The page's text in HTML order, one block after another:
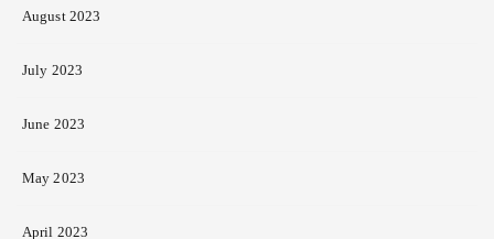
August 2023
July 2023
June 2023
May 2023
April 2023